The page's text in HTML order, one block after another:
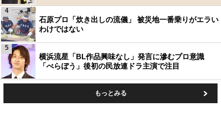
石原プロ「炊き出しの流儀」 被災地一番乗りがエラい
わけではない
4
横浜流星「BL作品興味なし」発言に滲むプロ意識
「べらぼう」後初の民放連ドラ主演で注目
5
もっとみる